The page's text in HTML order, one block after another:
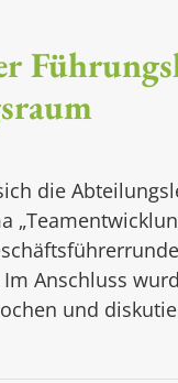
die
Anschluss
und